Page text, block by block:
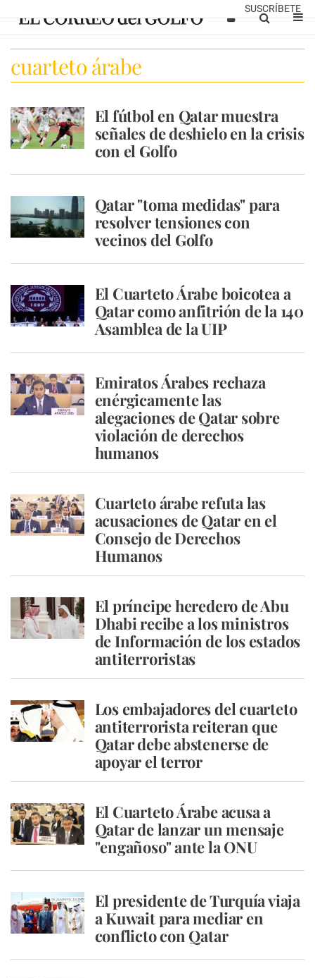
SUSCRÍBETE
cuarteto árabe
El fútbol en Qatar muestra
señales de deshielo en la crisis
con el Golfo
Qatar "toma medidas" para
resolver tensiones con
vecinos del Golfo
El Cuarteto Árabe boicotea a
Qatar como anfitrión de la 140
Asamblea de la UIP
Emiratos Árabes rechaza
enérgicamente las
alegaciones de Qatar sobre
violación de derechos
humanos
Cuarteto árabe refuta las
acusaciones de Qatar en el
Consejo de Derechos
Humanos
El príncipe heredero de Abu
Dhabi recibe a los ministros
de Información de los estados
antiterroristas
Los embajadores del cuarteto
antiterrorista reiteran que
Qatar debe abstenerse de
apoyar el terror
El Cuarteto Árabe acusa a
Qatar de lanzar un mensaje
"engañoso" ante la ONU
El presidente de Turquía viaja
a Kuwait para mediar en
conflicto con Qatar